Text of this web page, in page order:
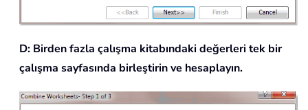
D: Birden fazla çalışma kitabındaki değerleri tek bir
çalışma sayfasında birleştirin ve hesaplayın.